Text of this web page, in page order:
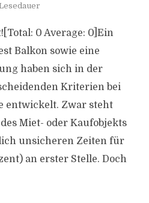
0 Average: 0]Ein
Balkon sowie eine
haben sich in der
Kriterien bei
entwickelt. Zwar steht
Miet- oder Kaufobjekts
unsicheren Zeiten für
an erster Stelle. Doch